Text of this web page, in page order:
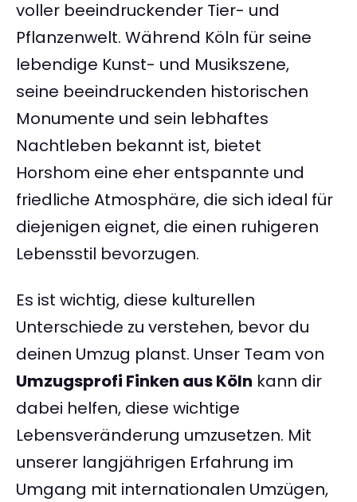
voller beeindruckender Tier- und
Pflanzenwelt. Während Köln für seine
lebendige Kunst- und Musikszene,
seine beeindruckenden historischen
Monumente und sein lebhaftes
Nachtleben bekannt ist, bietet
Horshom eine eher entspannte und
friedliche Atmosphäre, die sich ideal für
diejenigen eignet, die einen ruhigeren
Lebensstil bevorzugen.
Es ist wichtig, diese kulturellen
Unterschiede zu verstehen, bevor du
deinen Umzug planst. Unser Team von
Umzugsprofi Finken aus Köln kann dir
dabei helfen, diese wichtige
Lebensveränderung umzusetzen. Mit
unserer langjährigen Erfahrung im
Umgang mit internationalen Umzügen,